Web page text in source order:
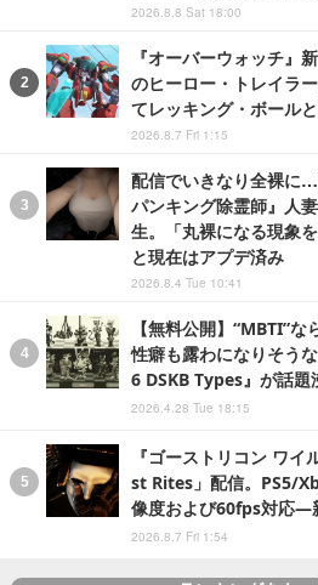
2026.8.8 Sat 18:00
『オーバーウォッチ』
のヒーロー・トレイラ
てレッキング・ボール
2026.8.7 Fri 1:15
配信でいきなり全裸に
パンキング除霊師』人
生。「丸裸になる現象
と現在はアプデ済み
2026.8.4 Tue 10:41
【無料公開】“MBTI”
性癖も露わになりそう
6 DSKB Types』が話題
2026.4.28 Tue 18:15
『ゴーストリコン ワ
st Rites」配信。PS5/
像度および60fps対応―
2026.8.7 Fri 1:54